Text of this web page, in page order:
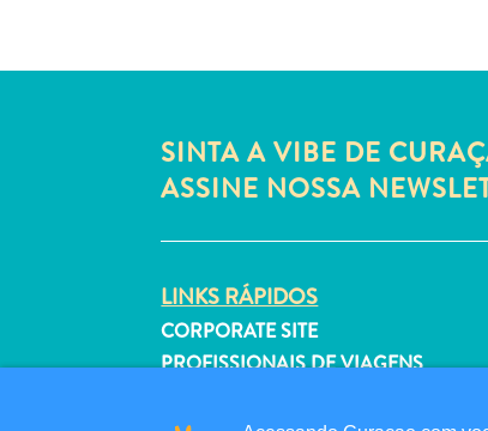
SINTA A VIBE DE
ASSINE NOSSA
LINKS RÁPIDOS
CORPORATE SITE
PROFISSIONAIS DE VIAGENS